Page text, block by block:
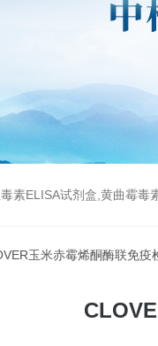
素ELISA试剂盒,黄曲霉毒
玉米赤霉烯酮酶联免疫